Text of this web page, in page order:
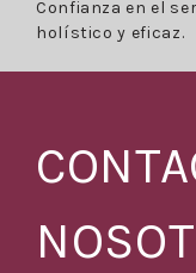
Confianza en el
holístico y eficaz.